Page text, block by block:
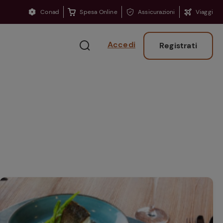
Conad Spesa Online Assicurazioni Viaggi
Accedi Registrati
Ritorno sui banchi?
Consigli per ritrovare
la concentrazione